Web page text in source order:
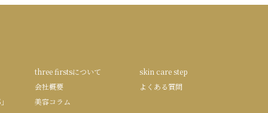
three firstsについて
skin care step
会社概要
よくある質問
美容コラム